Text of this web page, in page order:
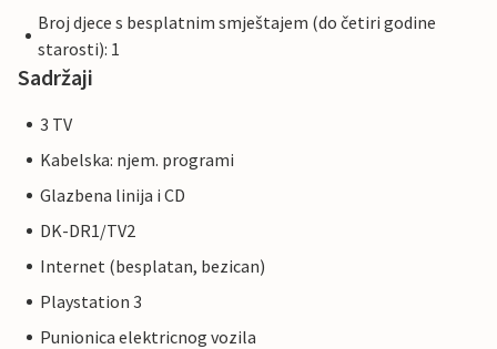
Broj djece s besplatnim smještajem (do četiri godine
starosti): 1
Sadržaji
3 TV
Kabelska: njem. programi
Glazbena linija i CD
DK-DR1/TV2
Internet (besplatan, bezican)
Playstation 3
Punionica elektricnog vozila